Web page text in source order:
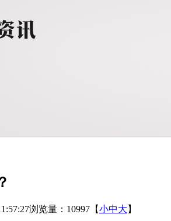
浏览量：10997 【小中大 】